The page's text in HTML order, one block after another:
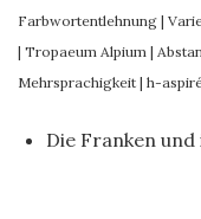
Farbwortentlehnung |
| Tropaeum Alpium |
Mehrsprachigkeit | h-
Die Franken